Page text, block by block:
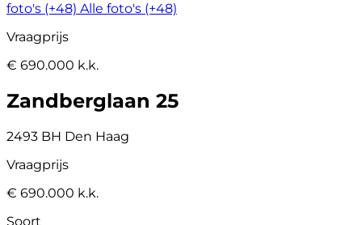
foto's (+48) Alle foto's (+48)
Vraagprijs
€ 690.000 k.k.
Zandberglaan 25
2493 BH Den Haag
Vraagprijs
€ 690.000 k.k.
Soort